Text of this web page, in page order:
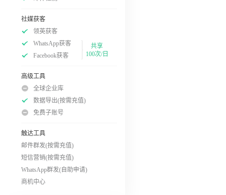
社媒获客
领英获客
WhatsApp获客
Facebook获客
共享
100次/日
高级工具
全球企业库
数据导出(按需充值)
免费子账号
触达工具
邮件群发(按需充值)
短信营销(按需充值)
WhatsApp群发(自助申请)
商机中心